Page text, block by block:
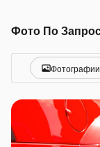
Фотографии